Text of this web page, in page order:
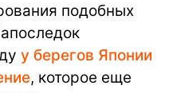
подобных
у берегов Японии
, которое еще